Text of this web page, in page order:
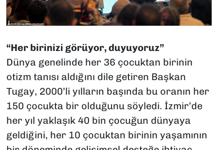
“Her birinizi görüyor, duyuyoruz”
Dünya genelinde her 36 çocuktan birinin
otizm tanısı aldığını dile getiren Başkan
Tugay, 2000’li yılların başında bu oranın her
150 çocukta bir olduğunu söyledi. İzmir’de
her yıl yaklaşık 40 bin çocuğun dünyaya
geldiğini, her 10 çocuktan birinin yaşamının